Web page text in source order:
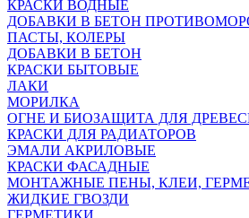
КРАСКИ ВОДНЫЕ
ДОБАВКИ В БЕТОН
ПАСТЫ, КОЛЕРЫ
ДОБАВКИ В БЕТОН
КРАСКИ БЫТОВЫЕ
ЛАКИ
МОРИЛКА
ОГНЕ И БИОЗАЩИТА ДЛЯ
КРАСКИ ДЛЯ РАДИАТОРОВ
ЭМАЛИ АКРИЛОВЫЕ
КРАСКИ ФАСАДНЫЕ
МОНТАЖНЫЕ ПЕНЫ, КЛЕИ,
ЖИДКИЕ ГВОЗДИ
ГЕРМЕТИКИ